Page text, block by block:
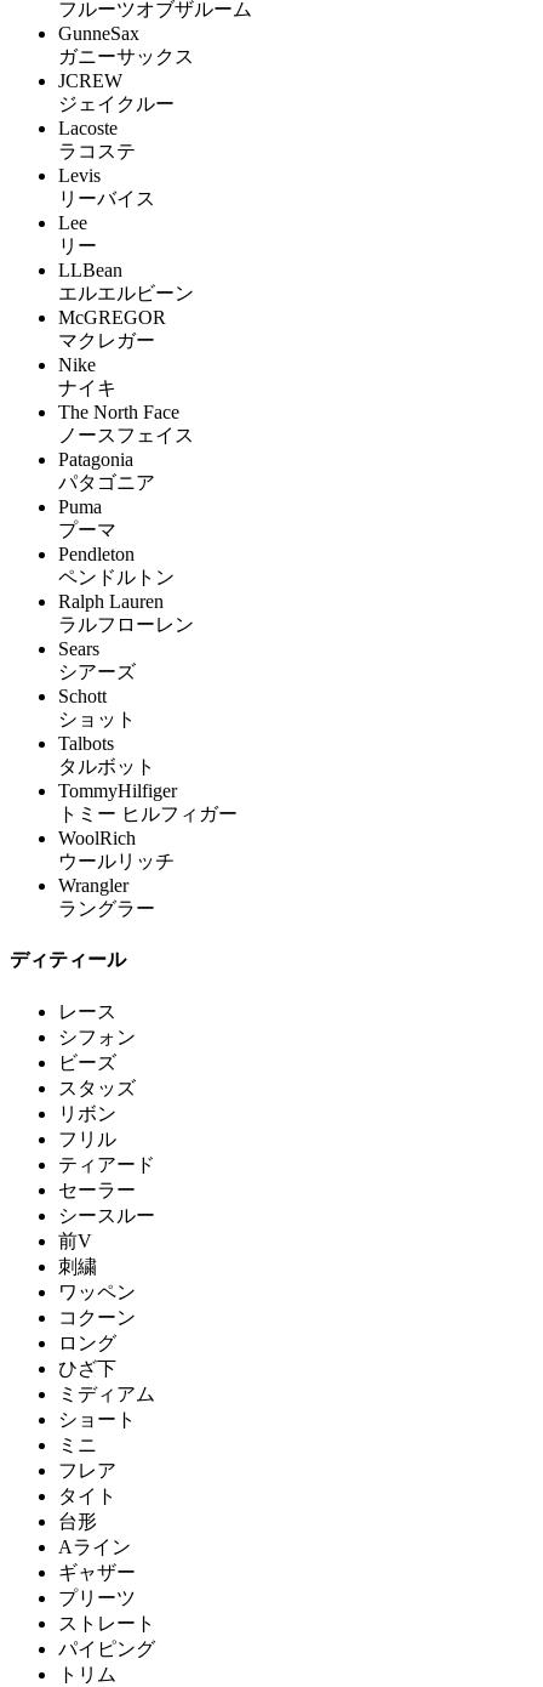
フルーツオブザルーム
GunneSax
ガニーサックス
JCREW
ジェイクルー
Lacoste
ラコステ
Levis
リーバイス
Lee
リー
LLBean
エルエルビーン
McGREGOR
マクレガー
Nike
ナイキ
The North Face
ノースフェイス
Patagonia
パタゴニア
Puma
プーマ
Pendleton
ペンドルトン
Ralph Lauren
ラルフローレン
Sears
シアーズ
Schott
ショット
Talbots
タルボット
TommyHilfiger
トミー ヒルフィガー
WoolRich
ウールリッチ
Wrangler
ラングラー
ディティール
レース
シフォン
ビーズ
スタッズ
リボン
フリル
ティアード
セーラー
シースルー
前V
刺繍
ワッペン
コクーン
ロング
ひざ下
ミディアム
ショート
ミニ
フレア
タイト
台形
Aライン
ギャザー
プリーツ
ストレート
パイピング
トリム